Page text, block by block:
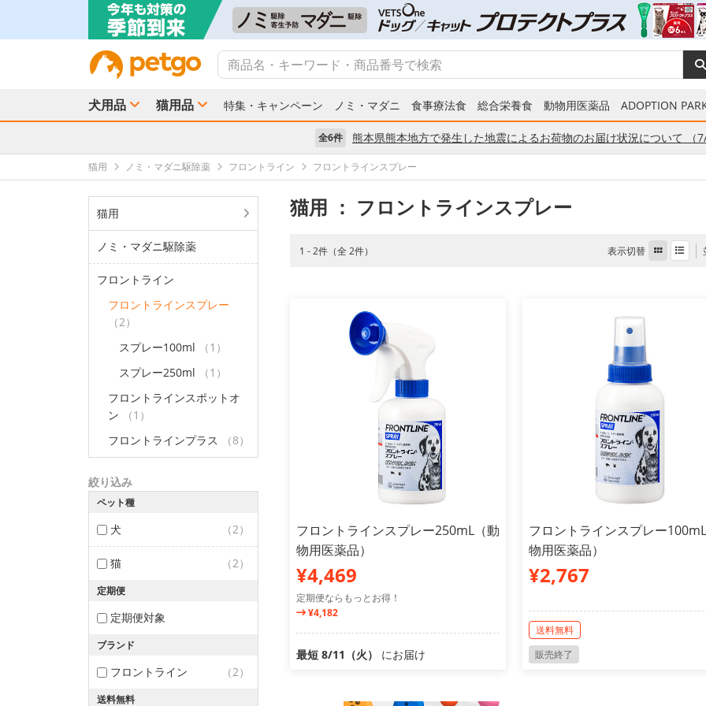
犬用品 猫用品 特集・キャンペーン ノミ・マダニ 食事療法食 総合栄養食 動物用医薬品 ADOPTION
全6件 熊本県熊本地方で発生した地震によるお荷物のお届け状況について （
猫用 ノミ・マダニ駆除薬 フロントライン フロントラインスプレー
猫用
ノミ・マダニ駆除薬
フロントライン
フロントラインスプレー
（2）
スプレー100ml
（1）
スプレー250ml
（1）
フロントラインスポットオ
ン
（1）
フロントラインプラス
（8）
絞り込み
ペット種
犬 （2）
猫 （2）
定期便
定期便対象
ブランド
フロントライン （2）
送料無料
猫用 ： フロントラインスプレー
1 - 2件（全 2件） 表示切替
フロントラインスプレー250mL（動
物用医薬品）
¥4,469
定期便ならもっとお得！
¥4,182
最短 8/11（火） にお届け
フロントラインスプレー
物用医薬品）
¥2,767
送料無料
販売終了